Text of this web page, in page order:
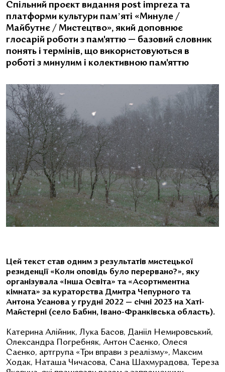
Спільний проєкт видання post impreza та
платформи культури памʼяті «Минуле /
Майбутнє / Мистецтво», який доповнює
глосарій роботи з пам'яттю — базовий словник
понять і термінів, що використовуються в
роботі з минулим і колективною пам'яттю
Цей текст став одним з результатів мистецької
резиденції «Коли оповідь було перервано?», яку
організувала «Інша Освіта» та «Асортиментна
кімната» за кураторства Дмитра Чепурного та
Антона Усанова у грудні 2022 — січні 2023 на Хаті-
Майстерні (село Бабин, Івано-Франківська область).
Катерина Алійник, Лука Басов, Данііл Немировський,
Олександра Погребняк, Антон Саєнко, Олеся
Саєнко, артгрупа «Три вправи з реалізму», Максим
Ходак, Наташа Чичасова, Сана Шахмурадова, Тереза